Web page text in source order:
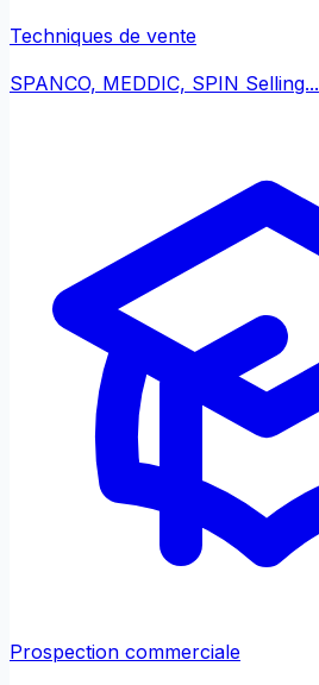
Techniques de vente
SPANCO, MEDDIC, SPIN Selling...
Prospection commerciale